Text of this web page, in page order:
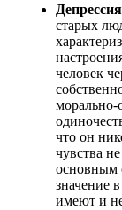
старых
человек
морально-
что он
чувства
основным
значение
имеют и